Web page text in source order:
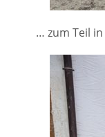
… zum Teil